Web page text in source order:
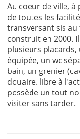
Au coeur de ville,
de toutes les
transversant sis
construit en 2000.
plusieurs placards,
équipée, un wc
bain, un grenier
douaire. libre à
possède un tout
visiter sans tarder.